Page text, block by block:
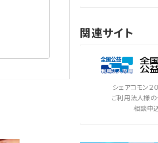
関連サイト
シェアコモン２
ご利用法人様の
相談申